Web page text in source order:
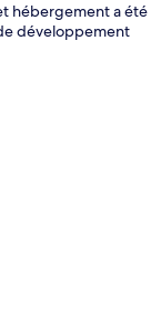
hébergement a été
développement